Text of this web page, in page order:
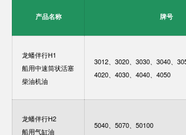
产品名称 牌号
龙蟠伴行H1
船用中速筒状活塞
柴油机油
3012、3020、3030、3040、
4020、4030、4040、4050
龙蟠伴行H2
船用气缸油
5040、5070、50100